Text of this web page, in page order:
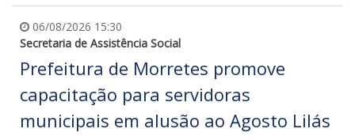
06/08/2026 15:30
Secretaria de Assistência Social
Prefeitura de Morretes promove
capacitação para servidoras
municipais em alusão ao Agosto Lilás